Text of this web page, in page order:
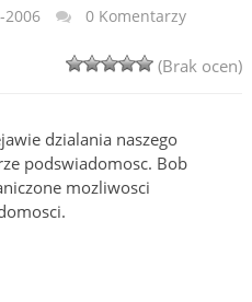
2006
0 Komentarzy
(Brak ocen)
dzialania naszego
podswiadomosc. Bob
mozliwosci